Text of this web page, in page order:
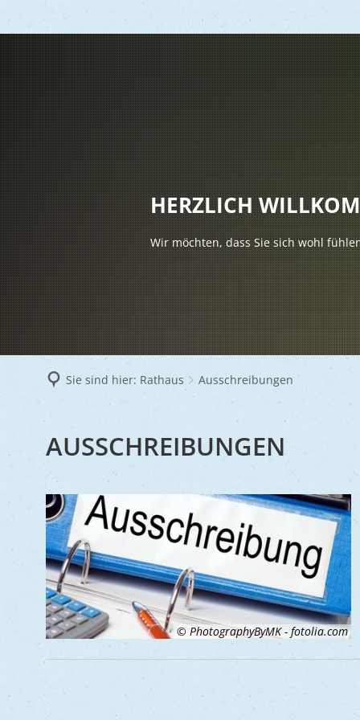
HERZLICH
Wir möchten, dass Sie sich wohl
Sie sind hier: Rathaus Ausschreibungen
AUSSCHREIBUNGEN
AUSSCHREIBUNGEN
© PhotographyByMK - fotolia.com